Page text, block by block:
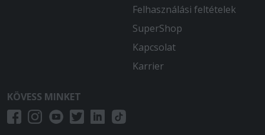
Felhasználási feltételek
SuperShop
Kapcsolat
Karrier
KÖVESS MINKET